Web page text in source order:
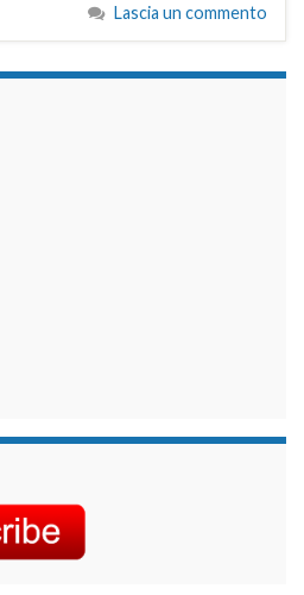
Lascia un commento